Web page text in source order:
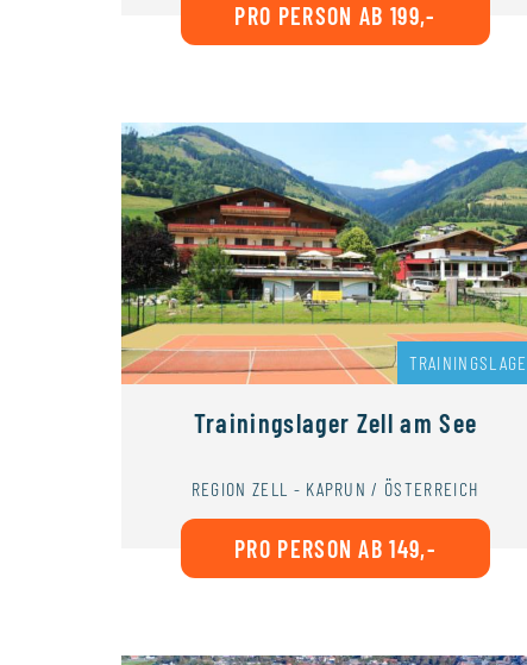
PRO PERSON AB 199,-
Trainingslager Zell am See
REGION ZELL - KAPRUN / ÖSTERREICH
PRO PERSON AB 149,-